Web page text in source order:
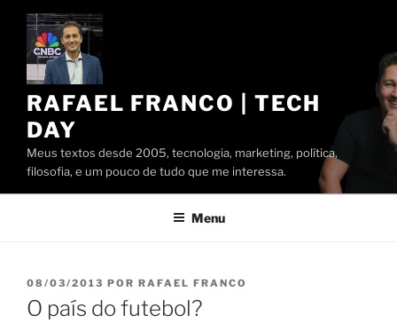
Pular
conteúdo
RAFAEL FRANCO | TECH
DAY
Meus textos desde 2005, tecnologia, marketing, política,
filosofia, e um pouco de tudo que me interessa.
Menu
PUBLICADO
EM
08/03/2013 POR RAFAEL FRANCO
O país do futebol?